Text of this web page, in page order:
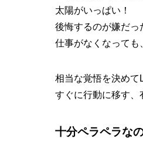
太陽がいっぱい！
後悔するのが嫌だっ
仕事がなくなっても
相当な覚悟を決めて
すぐに行動に移す、
十分ペラペラな